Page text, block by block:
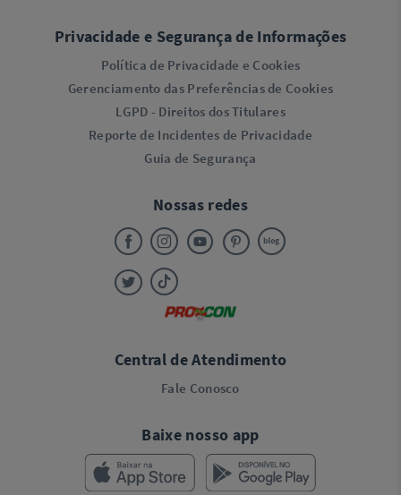
Privacidade e Segurança de Informações
Política de Privacidade e Cookies
Gerenciamento das Preferências de Cookies
LGPD - Direitos dos Titulares
Reporte de Incidentes de Privacidade
Guia de Segurança
Nossas redes
Central de Atendimento
Fale Conosco
Baixe nosso app